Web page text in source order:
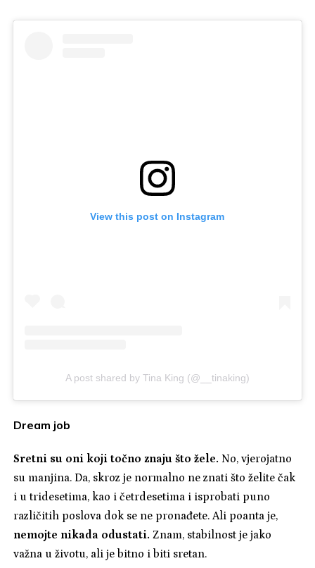
View this post on Instagram
A post shared by Tina King (@__tinaking)
Dream job
Sretni su oni koji točno znaju što žele. No, vjerojatno
su manjina. Da, skroz je normalno ne znati što želite čak
i u tridesetima, kao i četrdesetima i isprobati puno
različitih poslova dok se ne pronađete. Ali poanta je,
nemojte nikada odustati. Znam, stabilnost je jako
važna u životu, ali je bitno i biti sretan.